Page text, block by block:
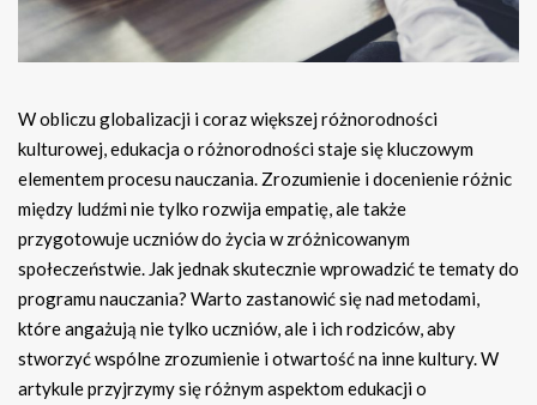
W obliczu globalizacji i coraz większej różnorodności
kulturowej, edukacja o różnorodności staje się kluczowym
elementem procesu nauczania. Zrozumienie i docenienie różnic
między ludźmi nie tylko rozwija empatię, ale także
przygotowuje uczniów do życia w zróżnicowanym
społeczeństwie. Jak jednak skutecznie wprowadzić te tematy do
programu nauczania? Warto zastanowić się nad metodami,
które angażują nie tylko uczniów, ale i ich rodziców, aby
stworzyć wspólne zrozumienie i otwartość na inne kultury. W
artykule przyjrzymy się różnym aspektom edukacji o